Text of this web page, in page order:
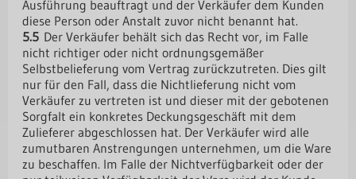
Ausführung beauftragt und der Verkäufer dem Kunden
diese Person oder Anstalt zuvor nicht benannt hat.
5.5 Der Verkäufer behält sich das Recht vor, im Falle
nicht richtiger oder nicht ordnungsgemäßer
Selbstbelieferung vom Vertrag zurückzutreten. Dies gilt
nur für den Fall, dass die Nichtlieferung nicht vom
Verkäufer zu vertreten ist und dieser mit der gebotenen
Sorgfalt ein konkretes Deckungsgeschäft mit dem
Zulieferer abgeschlossen hat. Der Verkäufer wird alle
zumutbaren Anstrengungen unternehmen, um die Ware
zu beschaffen. Im Falle der Nichtverfügbarkeit oder der